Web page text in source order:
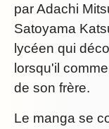
par Adachi
Satoyama
lycéen qui
lorsqu'il
de son frère.
Le manga se